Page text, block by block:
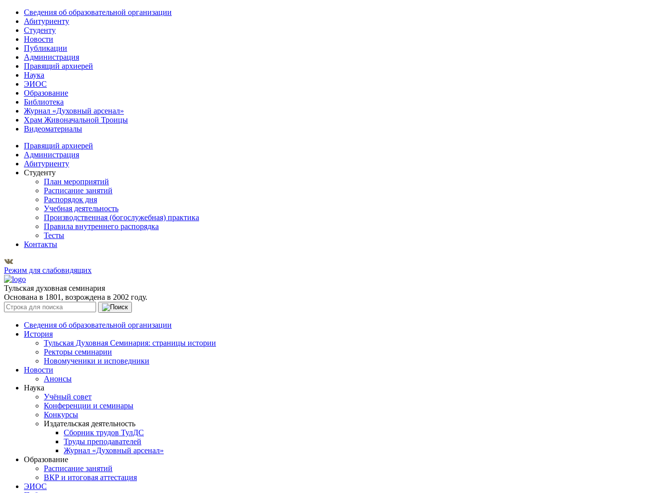
Сведения об образовательной организации
Абитуриенту
Студенту
Новости
Публикации
Администрация
Правящий архиерей
Наука
ЭИОС
Образование
Библиотека
Журнал «Духовный арсенал»
Храм Живоначальной Троицы
Видеоматериалы
Правящий архиерей
Администрация
Абитуриенту
Студенту
План мероприятий
Расписание занятий
Распорядок дня
Учебная деятельность
Производственная (богослужебная) практика
Правила внутреннего распорядка
Тесты
Контакты
Режим для слабовидящих
Тульская духовная семинария
Основана в 1801, возрождена в 2002 году.
Сведения об образовательной организации
История
Тульская Духовная Семинария: страницы истории
Ректоры семинарии
Новомученики и исповедники
Новости
Анонсы
Наука
Учёный совет
Конференции и семинары
Конкурсы
Издательская деятельность
Сборник трудов ТулДС
Труды преподавателей
Журнал «Духовный арсенал»
Образование
Расписание занятий
ВКР и итоговая аттестация
ЭИОС